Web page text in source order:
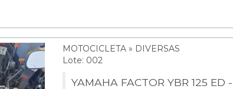
MOTOCICLETA » DIVERSAS
Lote: 002
YAMAHA FACTOR YBR 125 ED